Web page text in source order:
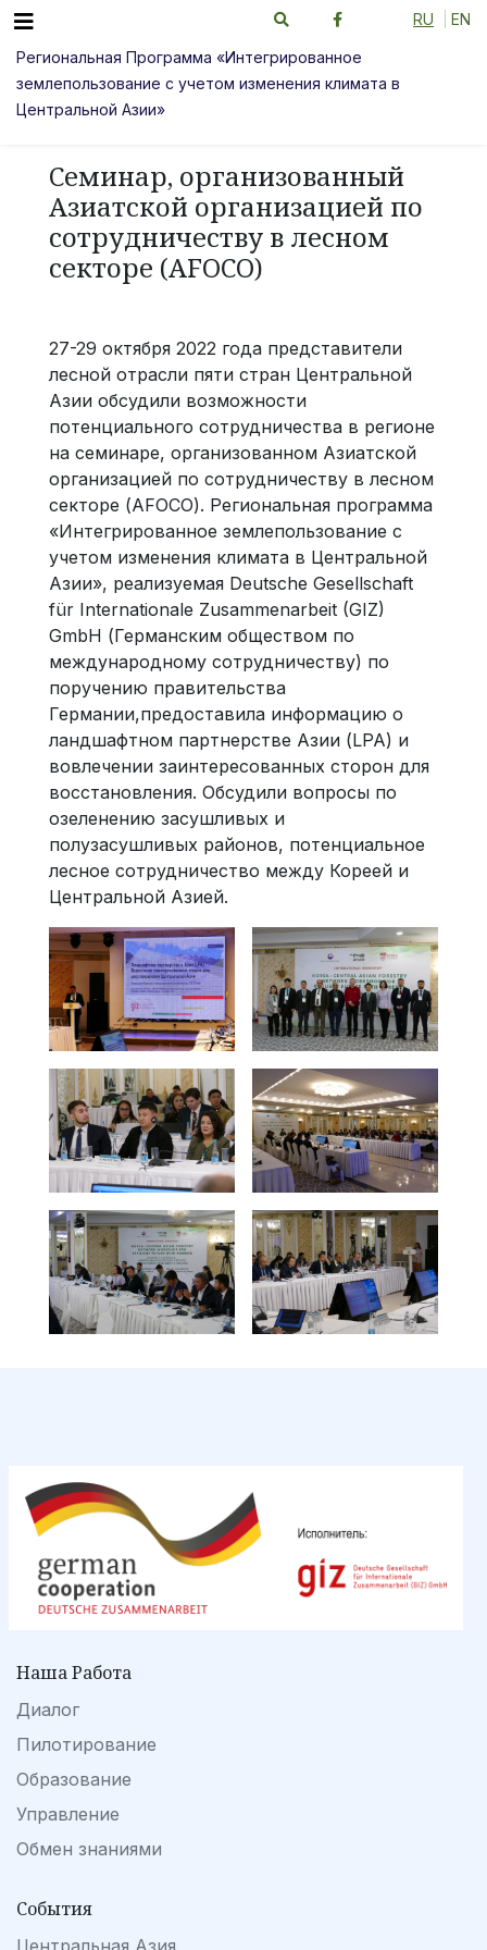
RU EN
Региональная Программа «Интегрированное
землепользование с учетом изменения климата в
Центральной Азии»
Cеминар, организованный
Азиатской организацией по
сотрудничеству в лесном
секторе (AFOCO)
27-29 октября 2022 года представители
лесной отрасли пяти стран Центральной
Азии обсудили возможности
потенциального сотрудничества в регионе
на семинаре, организованном Азиатской
организацией по сотрудничеству в лесном
секторе (AFOCO). Региональная программа
«Интегрированное землепользование с
учетом изменения климата в Центральной
Азии», реализуемая Deutsche Gesellschaft
für Internationale Zusammenarbeit (GIZ)
GmbH (Германским обществом по
международному сотрудничеству) по
поручению правительства
Германии,предоставила информацию о
ландшафтном партнерстве Азии (LPA) и
вовлечении заинтересованных сторон для
восстановления. Обсудили вопросы по
озеленению засушливых и
полузасушливых районов, потенциальное
лесное сотрудничество между Кореей и
Центральной Азией.
Наша Работа
Диалог
Пилотирование
Образование
Управление
Обмен знаниями
События